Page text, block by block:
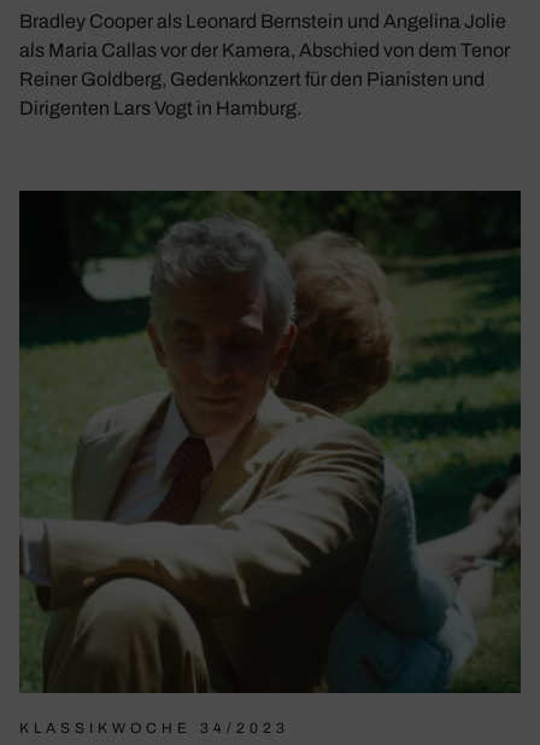
Bradley Cooper als Leonard Bernstein und Angelina Jolie
als Maria Callas vor der Kamera, Abschied von dem Tenor
Reiner Goldberg, Gedenkkonzert für den Pianisten und
Dirigenten Lars Vogt in Hamburg.
KLASSIKWOCHE 34/2023